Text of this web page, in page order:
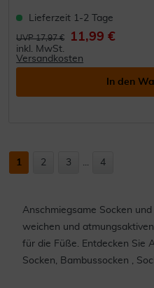
Lieferzeit 1-2 Tage
UVP 17,97 € 11,99 €
inkl. MwSt.
Versandkosten
In den
1 2 3 ... 4
Anschmiegsame Socken
weichen und
für die Füße. Entdecken Sie
Socken, Bambussocken ,